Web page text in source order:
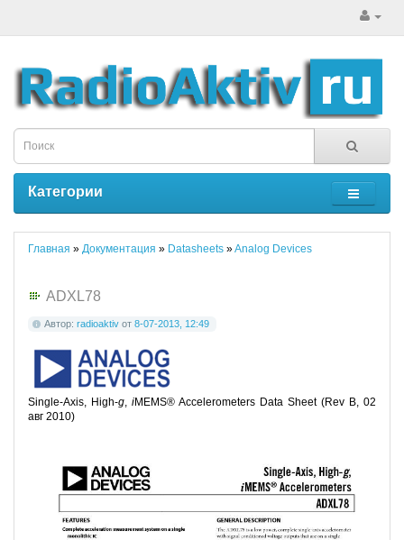
Категории
Главная » Документация » Datasheets »Analog Devices
ADXL78
Автор: radioaktiv от 8-07-2013, 12:49
Single-Axis, High-g, iMEMS® Accelerometers Data Sheet (Rev B, 02
авг 2010)